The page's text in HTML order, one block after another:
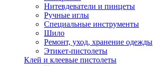
Нитевдеватели и пинцеты
Ручные иглы
Специальные инструменты
Шило
Ремонт, уход, хранение одежды
Этикет-пистолеты
Клей и клеевые пистолеты